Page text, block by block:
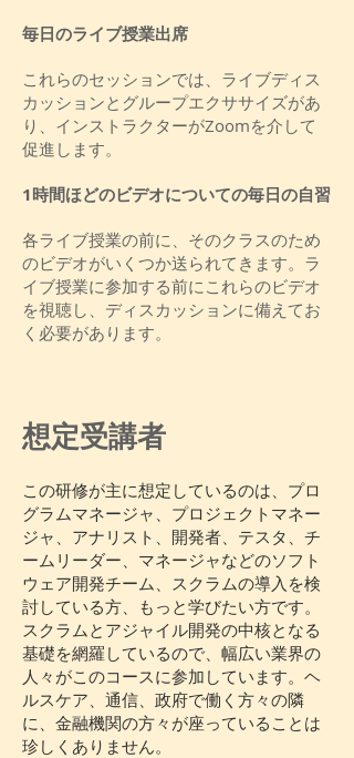
毎日のライブ授業出席
これらのセッションでは、ライブディス
カッションとグループエクササイズがあ
り、インストラクターがZoomを介して
促進します。
1時間ほどのビデオについての毎日の自習
各ライブ授業の前に、そのクラスのため
のビデオがいくつか送られてきます。ラ
イブ授業に参加する前にこれらのビデオ
を視聴し、ディスカッションに備えてお
く必要があります。
想定受講者
この研修が主に想定しているのは、プロ
グラムマネージャ、プロジェクトマネー
ジャ、アナリスト、開発者、テスタ、チ
ームリーダー、マネージャなどのソフト
ウェア開発チーム、スクラムの導入を検
討している方、もっと学びたい方です。
スクラムとアジャイル開発の中核となる
基礎を網羅しているので、幅広い業界の
人々がこのコースに参加しています。ヘ
ルスケア、通信、政府で働く方々の隣
に、金融機関の方々が座っていることは
珍しくありません。